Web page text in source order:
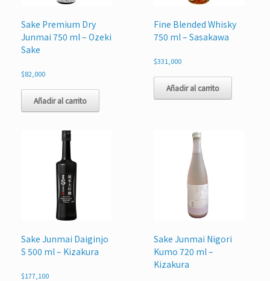
Sake Premium Dry
Junmai 750 ml – Ozeki
Sake
$82,000
Añadir al carrito
Fine Blended Whisky
750 ml – Sasakawa
$331,000
Añadir al carrito
Sake Junmai Daiginjo
S 500 ml – Kizakura
$177,100
Sake Junmai Nigori
Kumo 720 ml –
Kizakura